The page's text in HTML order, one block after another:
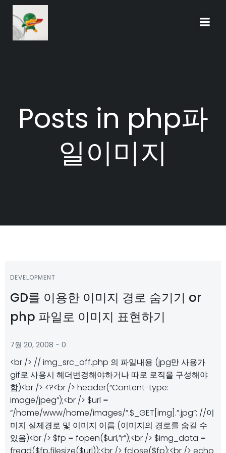
Posts in php파
일이미지
DEVELOPMENT
GD를 이용한 이미지 경로 숨기기 or
php 파일로 이미지 표현하기
7월 20, 2008 - 0
<br /> // img_src_off.php 의 파일내용 (jpg만 사용가
gif로 사용시 헤더변경해야하거나 따로 로직을 구성해야
함)<br /> <?<br /> header(“Content-type:
image/jpeg”);<br /> $url =
“/home/www/home/images/”.$_GET[img].”.jpg”; //이
미지 실제경로 및 이미지 이름 (이미지의 경로를 숨길 수
있음)<br /> $fp = fopen($url,”r”);<br /> $img_data =